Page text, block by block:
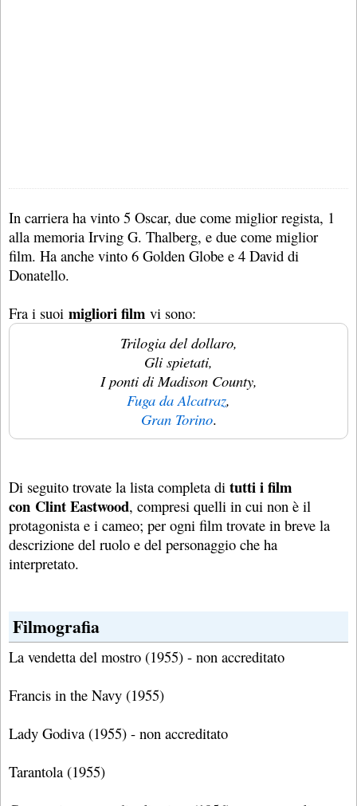
In carriera ha vinto 5 Oscar, due come miglior regista, 1
alla memoria Irving G. Thalberg, e due come miglior
film. Ha anche vinto 6 Golden Globe e 4 David di
Donatello.
Fra i suoi migliori film vi sono:
Trilogia del dollaro,
Gli spietati,
I ponti di Madison County,
Fuga da Alcatraz,
Gran Torino.
Di seguito trovate la lista completa di tutti i film
con Clint Eastwood, compresi quelli in cui non è il
protagonista e i cameo; per ogni film trovate in breve la
descrizione del ruolo e del personaggio che ha
interpretato.
Filmografia
La vendetta del mostro (1955) - non accreditato
Francis in the Navy (1955)
Lady Godiva (1955) - non accreditato
Tarantola (1955)